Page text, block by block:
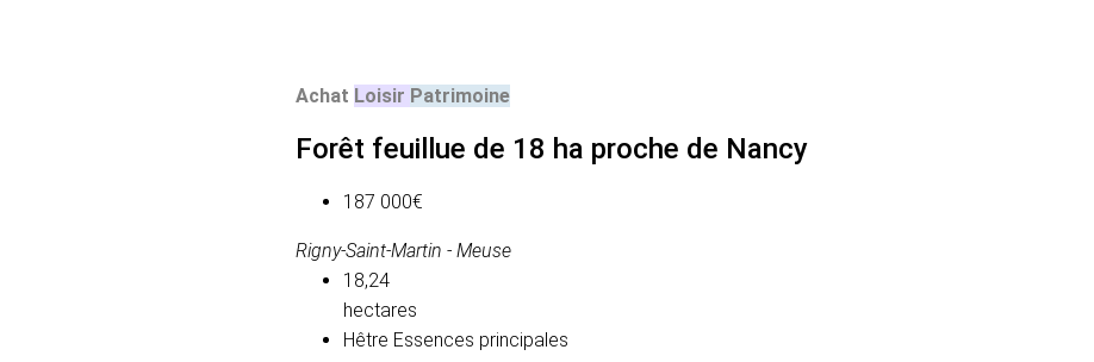
Achat Loisir Patrimoine
Forêt feuillue de 18 ha proche de Nancy
187 000€
Rigny-Saint-Martin - Meuse
18,24
hectares
Hêtre Essences principales